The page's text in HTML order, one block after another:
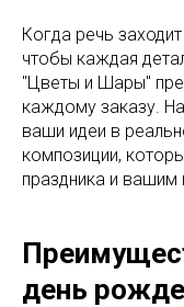
Когда речь
чтобы каждая
"Цветы и Шары"
каждому заказу.
ваши идеи в
композиции,
праздника и вашим
день